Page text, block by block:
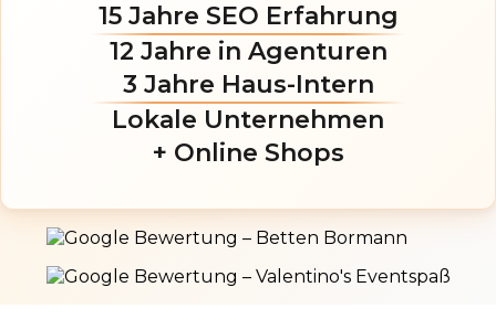
15 Jahre SEO Erfahrung
12 Jahre in Agenturen
3 Jahre Haus-Intern
Lokale Unternehmen
+ Online Shops